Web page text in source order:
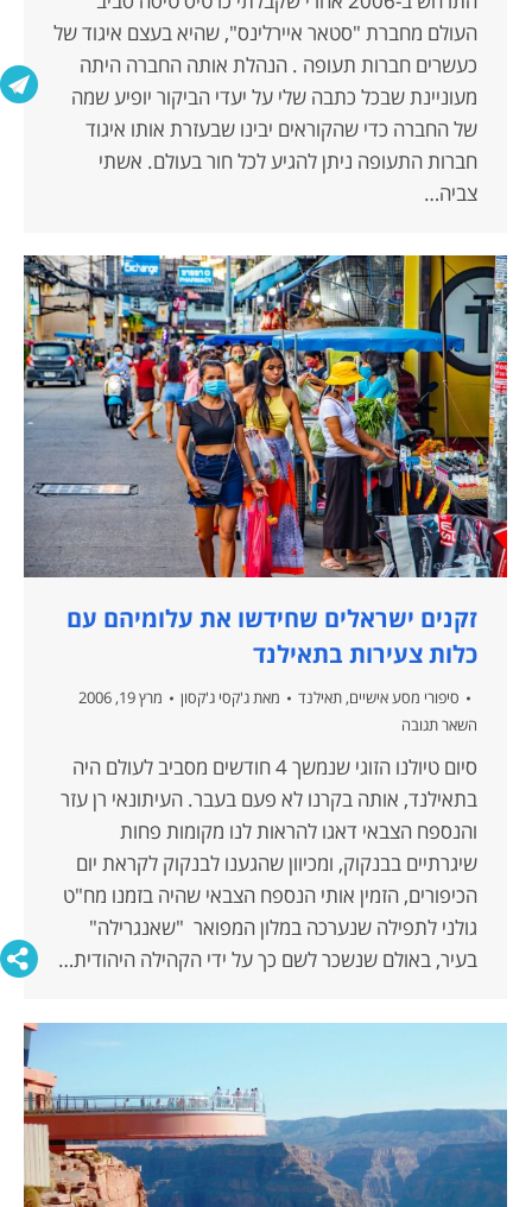
העולם מחברת "סטאר איירלינס", שהיא בעצם איגוד של
כעשרים חברות תעופה . הנהלת אותה החברה היתה
מעוניינת שבכל כתבה שלי על יעדי הביקור יופיע שמה
של החברה כדי שהקוראים יבינו שבעזרת אותו איגוד
חברות התעופה ניתן להגיע לכל חור בעולם. אשתי
צביה…
זקנים ישראלים שחידשו את עלומיהם עם
כלות צעירות בתאילנד
סיפורי מסע אישיים, תאילנד מאתג'קסי ג'קסון
מרץ 19, 2006
השאר תגובה
סיום טיולנו הזוגי שנמשך 4 חודשים מסביב לעולם היה
בתאילנד, אותה בקרנו לא פעם בעבר. העיתונאי רן עזר
והנספח הצבאי דאגו להראות לנו מקומות פחות
שיגרתיים בבנקוק, ומכיוון שהגענו לבנקוק לקראת יום
הכיפורים, הזמין אותי הנספח הצבאי שהיה בזמנו מח"ט
גולני לתפילה שנערכה במלון המפואר "שאנגרילה"
בעיר, באולם שנשכר לשם כך על ידי הקהילה היהודית…